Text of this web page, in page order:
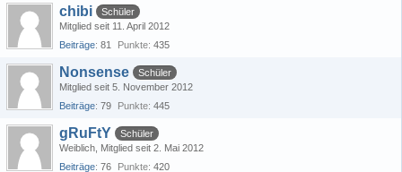
chibi
Schüler
Mitglied seit 11. April 2012
Beiträge 81 Punkte 435
Nonsense
Schüler
Mitglied seit 5. November 2012
Beiträge 79 Punkte 445
gRuFtY
Schüler
Weiblich Mitglied seit 2. Mai 2012
Beiträge 76 Punkte 420